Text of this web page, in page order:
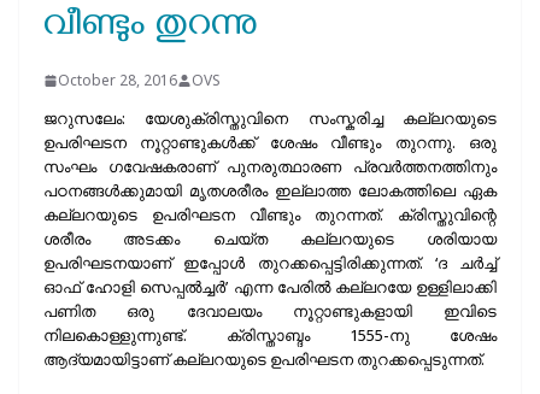
വീണ്ടും തുറന്നു
October 28, 2016 OVS
ജറുസലേം: യേശുക്രിസ്തുവിനെ സംസ്കരിച്ച കല്ലറയുടെ
ഉപരിഘടന നൂറ്റാണ്ടുകള്‍ക്ക് ശേഷം വീണ്ടും തുറന്നു. ഒരു
സംഘം ഗവേഷകരാണ് പുനരുത്ഥാരണ പ്രവര്‍ത്തനത്തിനും
പഠനങ്ങള്‍ക്കുമായി മൃതശരീരം ഇല്ലാത്ത ലോകത്തിലെ ഏക
കല്ലറയുടെ ഉപരിഘടന വീണ്ടും തുറന്നത്. ക്രിസ്തുവിന്റെ
ശരീരം അടക്കം ചെയ്ത കല്ലറയുടെ ശരിയായ
ഉപരിഘടനയാണ് ഇപ്പോള്‍ തുറക്കപ്പെട്ടിരിക്കുന്നത്. ‘ദ ചര്‍ച്ച്
ഓഫ് ഹോളി സെപ്പല്‍ച്ചര്‍’ എന്ന പേരില്‍ കല്ലറയേ ഉള്ളിലാക്കി
പണിത ഒരു ദേവാലയം നൂറ്റാണ്ടുകളായി ഇവിടെ
നിലകൊള്ളുന്നുണ്ട്. ക്രിസ്താബ്ദം 1555-നു ശേഷം
ആദ്യമായിട്ടാണ് കല്ലറയുടെ ഉപരിഘടന തുറക്കപ്പെടുന്നത്.